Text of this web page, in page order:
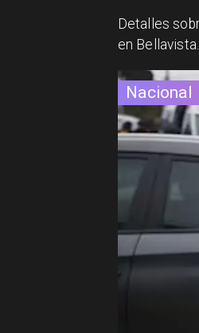
Nacional
Detalles
en